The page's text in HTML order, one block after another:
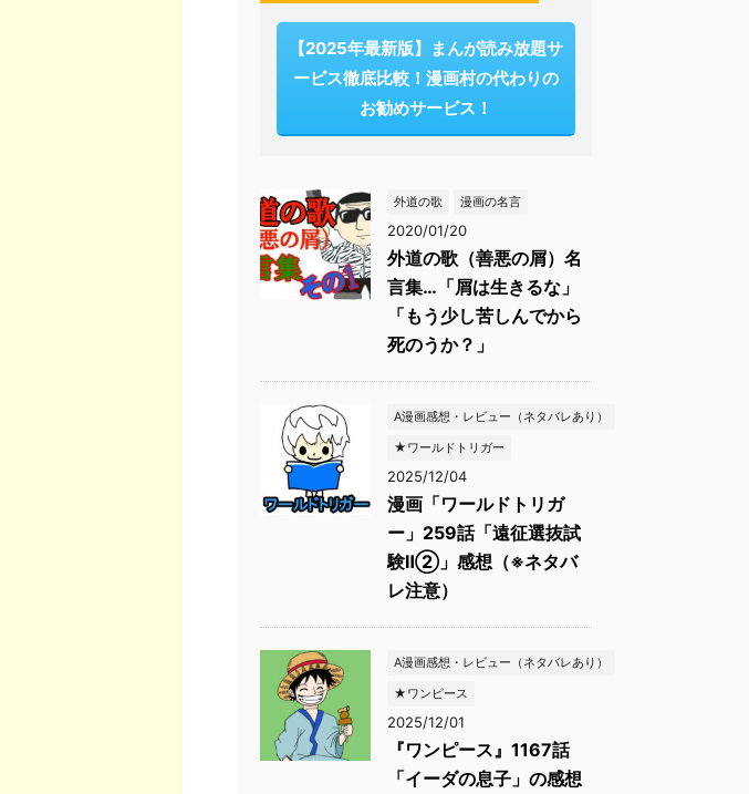
【2025年最新版】まんが読み放題サ
ービス徹底比較！漫画村の代わりの
お勧めサービス！
外道の歌 漫画の名言
2020/01/20
外道の歌（善悪の屑）名
言集…「屑は生きるな」
「もう少し苦しんでから
死のうか？」
A漫画感想・レビュー（ネタバレあり）
★ワールドトリガー
2025/12/04
漫画「ワールドトリガ
ー」259話「遠征選抜試
験Ⅱ②」感想（※ネタバ
レ注意）
A漫画感想・レビュー（ネタバレあり）
★ワンピース
2025/12/01
『ワンピース』1167話
「イーダの息子」の感想